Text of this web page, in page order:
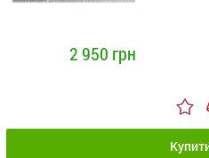
2 950 грн